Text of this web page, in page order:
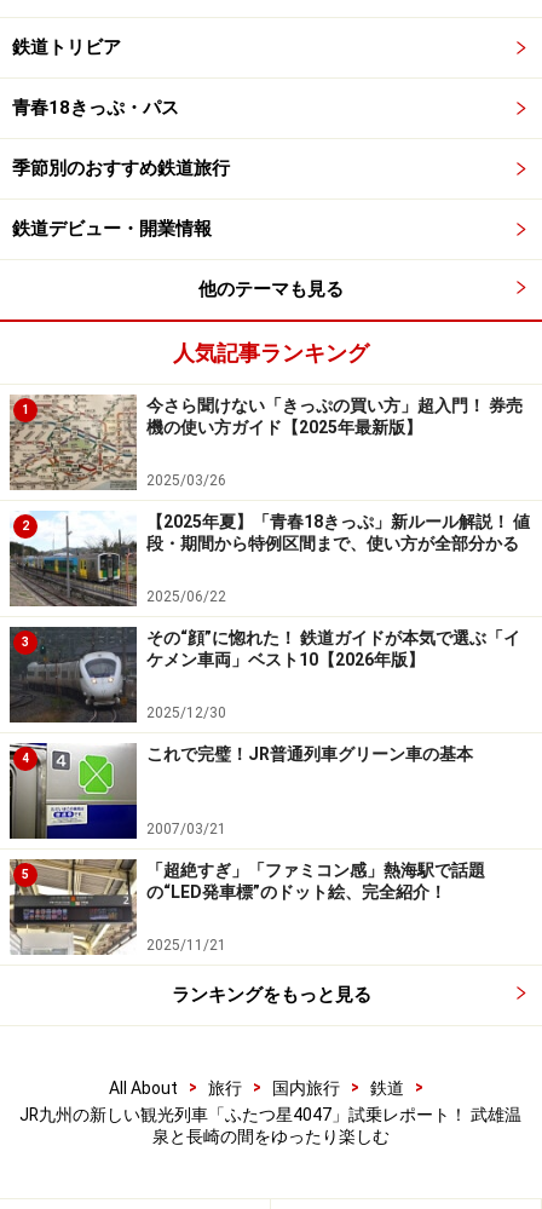
鉄道トリビア
青春18きっぷ・パス
季節別のおすすめ鉄道旅行
鉄道デビュー・開業情報
他のテーマも見る
人気記事ランキング
1
今さら聞けない「きっぷの買い方」超入門！ 券売
機の使い方ガイド【2025年最新版】
2025/03/26
2
【2025年夏】「青春18きっぷ」新ルール解説！ 値
段・期間から特例区間まで、使い方が全部分かる
2025/06/22
3
その“顔”に惚れた！ 鉄道ガイドが本気で選ぶ「イ
ケメン車両」ベスト10【2026年版】
2025/12/30
4 これで完璧！JR普通列車グリーン車の基本
2007/03/21
5
「超絶すぎ」「ファミコン感」熱海駅で話題
の“LED発車標”のドット絵、完全紹介！
2025/11/21
ランキングをもっと見る
All About > 旅行 > 国内旅行 > 鉄道
>
JR九州の新しい観光列車「ふたつ星4047」試乗レポート！ 武雄温
泉と長崎の間をゆったり楽しむ